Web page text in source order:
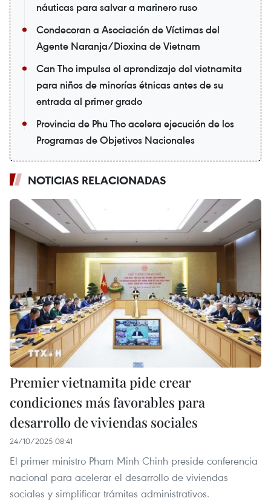
náuticas para salvar a marinero ruso
Condecoran a Asociación de Víctimas del
Agente Naranja/Dioxina de Vietnam
Can Tho impulsa el aprendizaje del vietnamita
para niños de minorías étnicas antes de su
entrada al primer grado
Provincia de Phu Tho acelera ejecución de los
Programas de Objetivos Nacionales
NOTICIAS RELACIONADAS
Premier vietnamita pide crear
condiciones más favorables para
desarrollo de viviendas sociales
24/10/2025 08:41
El primer ministro Pham Minh Chinh preside conferencia
nacional para acelerar el desarrollo de viviendas
sociales y simplificar trámites administrativos.